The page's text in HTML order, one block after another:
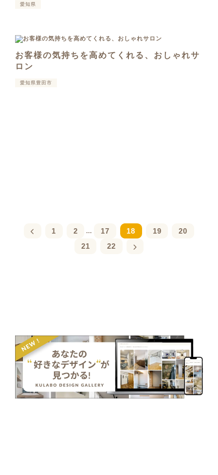
愛知県
お客様の気持ちを高めてくれる、おしゃれサ
ロン
愛知県豊田市
1 2 ... 17 18 19
20
21
22